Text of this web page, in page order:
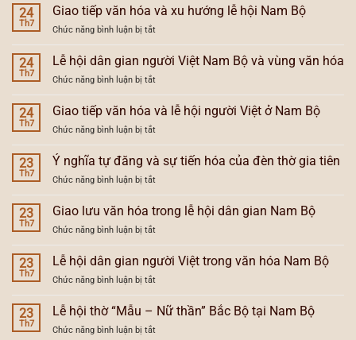
hướng
gian
hóa
và
lễ
hội
Bộ
24
Th7
Giao tiếp văn hóa và xu hướng lễ hội Nam Bộ
Chức năng bình luận bị tắtở
Giao
tiếp
văn
hóa
và
xu
Nam
Bộ
24
Th7
Lễ hội dân gian người Việt Nam Bộ và vùng văn hóa
Chức năng bình luận bị tắtở
Lễ
hội
gian
người
Việt
vùng
văn
24
Th7
Giao tiếp văn hóa và lễ hội người Việt ở Nam Bộ
Chức năng bình luận bị tắtở
Giao
tiếp
hóa
và
lễ
ở
Nam
23
Th7
Ý nghĩa tự đăng và sự tiến hóa của đèn thờ gia tiên
Chức năng bình luận bị tắtở
Ý
nghĩa
đăng
và
sự
đèn
thờ
23
Th7
Giao lưu văn hóa trong lễ hội dân gian Nam Bộ
Chức năng bình luận bị tắtở
Giao
lưu
văn
hóa
trong
lễ
23
Th7
Lễ hội dân gian người Việt trong văn hóa Nam Bộ
Chức năng bình luận bị tắtở
Lễ
hội
gian
23
Th7
Lễ hội thờ “Mẫu – Nữ thần” Bắc Bộ tại Nam Bộ
Chức năng bình luận bị tắtở